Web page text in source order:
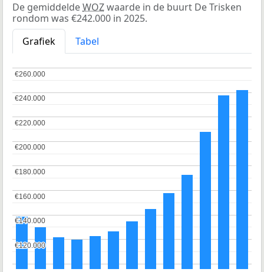
De gemiddeldeWOZwaarde in de buurt De Trisken
rondom was €242.000 in 2025.
Grafiek
Tabel
€120.000
€120.000
€140.000
€140.000
€160.000
€160.000
€180.000
€180.000
€200.000
€200.000
€220.000
€220.000
€240.000
€240.000
€260.000
€260.000